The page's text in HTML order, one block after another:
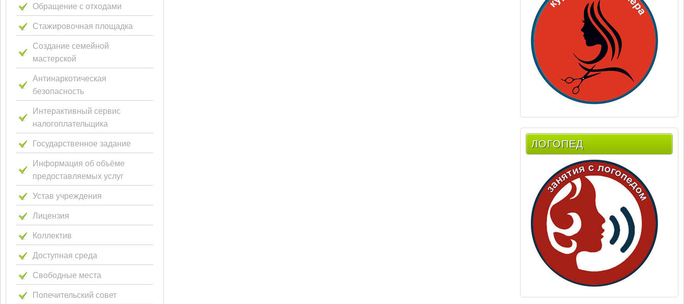
Обращение с отходами
Стажировочная площадка
Создание семейной
мастерской
Антинаркотическая
безопасность
Интерактивный сервис
налогоплательщика
Государственное задание
Информация об объёме
предоставляемых услуг
Устав учреждения
Лицензия
Коллектив
Доступная среда
Свободные места
Попечительский совет
ЛОГОПЕД